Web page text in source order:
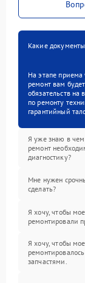
Какие
На этапе приема
ремонт вам
обязательств на
по ремонту
гарантийный
Я уже знаю в чем
ремонт
диагностику?
Мне нужен
сделать?
Я хочу, чтобы
ремонтировали
Я хочу, чтобы
запчастями.